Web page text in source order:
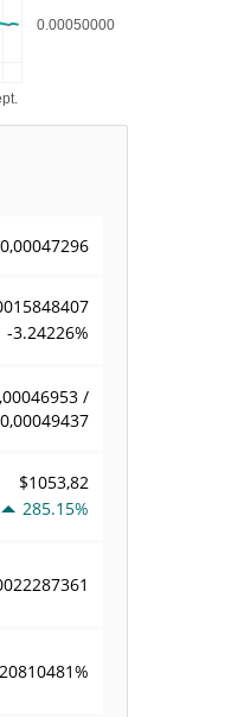
-3.24226%
/
$1053,82
285.15%